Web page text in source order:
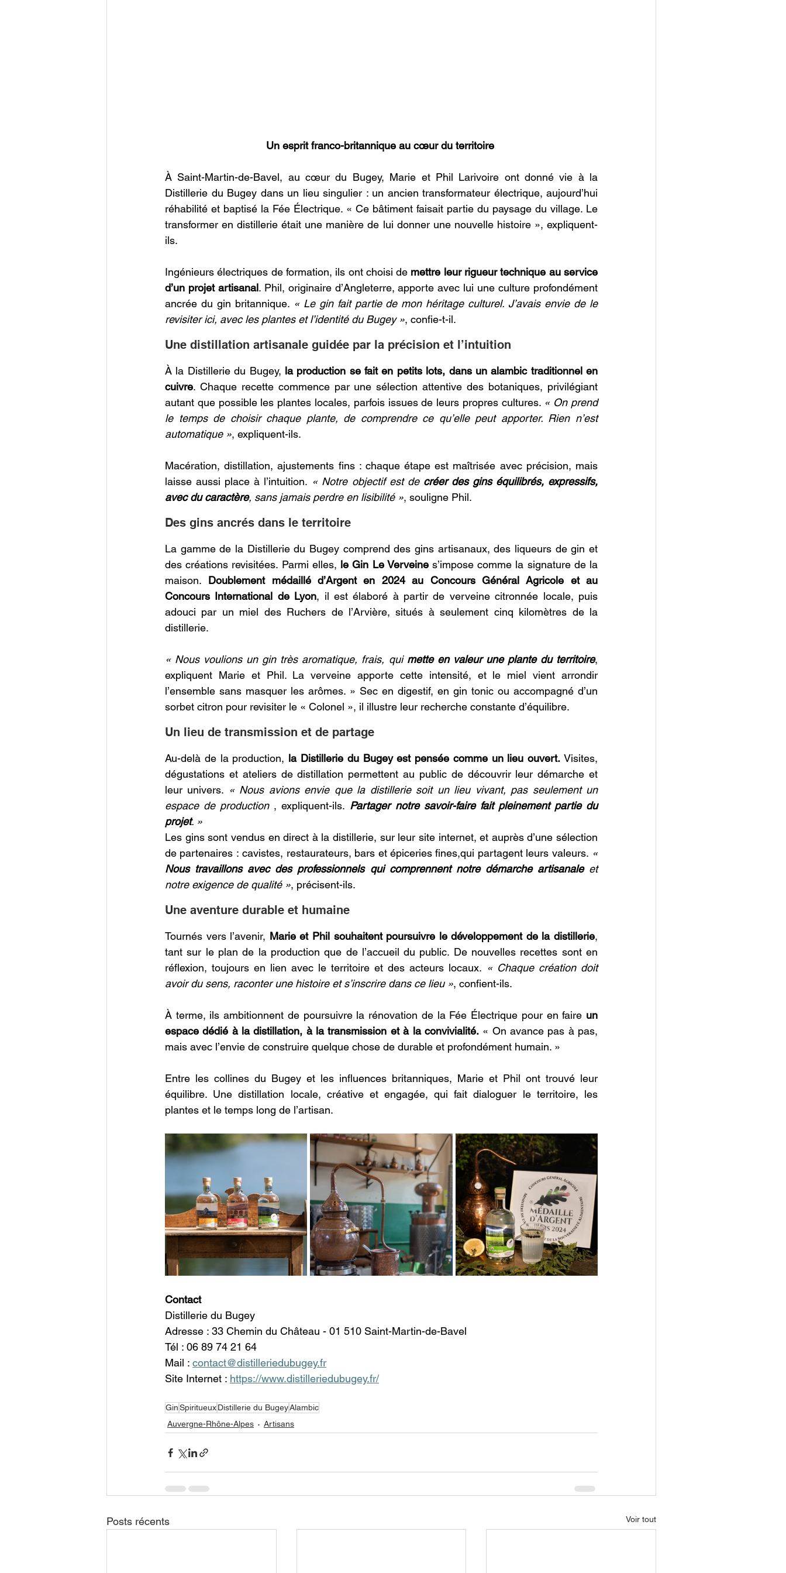
Un esprit franco-britannique au cœur du territoire
À Saint-Martin-de-Bavel, au cœur du Bugey, Marie et Phil Larivoire ont donné vie à la
Distillerie du Bugey dans un lieu singulier : un ancien transformateur électrique, aujourd’hui
réhabilité et baptisé la Fée Électrique. « Ce bâtiment faisait partie du paysage du village. Le
transformer en distillerie était une manière de lui donner une nouvelle histoire », expliquent-
ils.
Ingénieurs électriques de formation, ils ont choisi de mettre leur rigueur technique au service
d’un projet artisanal. Phil, originaire d’Angleterre, apporte avec lui une culture profondément
ancrée du gin britannique. « Le gin fait partie de mon héritage culturel. J’avais envie de le
revisiter ici, avec les plantes et l’identité du Bugey », confie-t-il.
Une distillation artisanale guidée par la précision et l’intuition
À la Distillerie du Bugey, la production se fait en petits lots, dans un alambic traditionnel en
cuivre. Chaque recette commence par une sélection attentive des botaniques, privilégiant
autant que possible les plantes locales, parfois issues de leurs propres cultures. « On prend
le temps de choisir chaque plante, de comprendre ce qu’elle peut apporter. Rien n’est
automatique », expliquent-ils.
Macération, distillation, ajustements fins : chaque étape est maîtrisée avec précision, mais
laisse aussi place à l’intuition. « Notre objectif est de créer des gins équilibrés, expressifs,
avec du caractère, sans jamais perdre en lisibilité », souligne Phil.
Des gins ancrés dans le territoire
La gamme de la Distillerie du Bugey comprend des gins artisanaux, des liqueurs de gin et
des créations revisitées. Parmi elles, le Gin Le Verveine s’impose comme la signature de la
maison. Doublement médaillé d’Argent en 2024 au Concours Général Agricole et au
Concours International de Lyon, il est élaboré à partir de verveine citronnée locale, puis
adouci par un miel des Ruchers de l’Arvière, situés à seulement cinq kilomètres de la
distillerie.
« Nous voulions un gin très aromatique, frais, qui mette en valeur une plante du territoire,
expliquent Marie et Phil. La verveine apporte cette intensité, et le miel vient arrondir
l’ensemble sans masquer les arômes. » Sec en digestif, en gin tonic ou accompagné d’un
sorbet citron pour revisiter le « Colonel », il illustre leur recherche constante d’équilibre.
Un lieu de transmission et de partage
Au-delà de la production, la Distillerie du Bugey est pensée comme un lieu ouvert. Visites,
dégustations et ateliers de distillation permettent au public de découvrir leur démarche et
leur univers. « Nous avions envie que la distillerie soit un lieu vivant, pas seulement un
espace de production , expliquent-ils. Partager notre savoir-faire fait pleinement partie du
projet. »
Les gins sont vendus en direct à la distillerie, sur leur site internet, et auprès d’une sélection
de partenaires : cavistes, restaurateurs, bars et épiceries fines,qui partagent leurs valeurs. «
Nous travaillons avec des professionnels qui comprennent notre démarche artisanale et
notre exigence de qualité », précisent-ils.
Une aventure durable et humaine
Tournés vers l’avenir, Marie et Phil souhaitent poursuivre le développement de la distillerie,
tant sur le plan de la production que de l’accueil du public. De nouvelles recettes sont en
réflexion, toujours en lien avec le territoire et des acteurs locaux. « Chaque création doit
avoir du sens, raconter une histoire et s’inscrire dans ce lieu », confient-ils.
À terme, ils ambitionnent de poursuivre la rénovation de la Fée Électrique pour en faire un
espace dédié à la distillation, à la transmission et à la convivialité. « On avance pas à pas,
mais avec l’envie de construire quelque chose de durable et profondément humain. »
Entre les collines du Bugey et les influences britanniques, Marie et Phil ont trouvé leur
équilibre. Une distillation locale, créative et engagée, qui fait dialoguer le territoire, les
plantes et le temps long de l’artisan.
Contact
Distillerie du Bugey
Adresse : 33 Chemin du Château - 01 510 Saint-Martin-de-Bavel
Tél : 06 89 74 21 64
Mail : contact@distilleriedubugey.fr
Site Internet : https://www.distilleriedubugey.fr/
GinSpiritueuxDistillerie du BugeyAlambic
Auvergne-Rhône-Alpes
Artisans
Posts récents Voir tout